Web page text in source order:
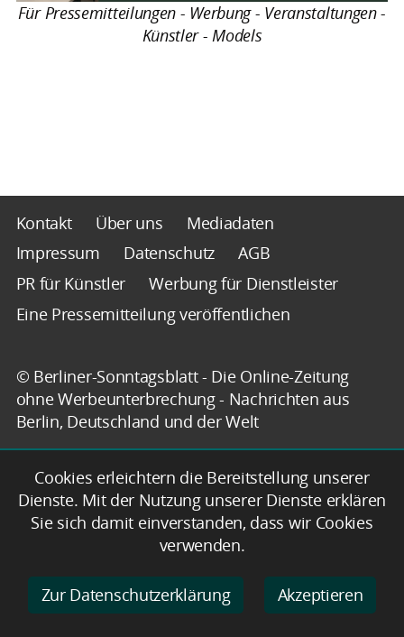
Für Pressemitteilungen - Werbung - Veranstaltungen -
Künstler - Models
Kontakt Über uns
Mediadaten
Impressum
Datenschutz
AGB
PR für Künstler
Werbung für Dienstleister
Eine Pressemitteilung veröffentlichen
© Berliner-Sonntagsblatt - Die Online-Zeitung
ohne Werbeunterbrechung - Nachrichten aus
Berlin, Deutschland und der Welt
Cookies erleichtern die Bereitstellung unserer
Dienste. Mit der Nutzung unserer Dienste erklären
Sie sich damit einverstanden, dass wir Cookies
verwenden.
Zur Datenschutzerklärung Akzeptieren